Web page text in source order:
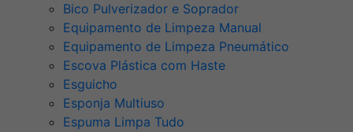
Bico Pulverizador e Soprador
Equipamento de Limpeza Manual
Equipamento de Limpeza Pneumático
Escova Plástica com Haste
Esguicho
Esponja Multiuso
Espuma Limpa Tudo